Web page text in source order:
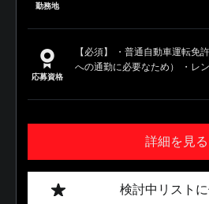
勤務地
応募資格
【必須】 ・普通自動車運転免
への通勤に必要なため） ・レ
詳細を見る
検討中リスト